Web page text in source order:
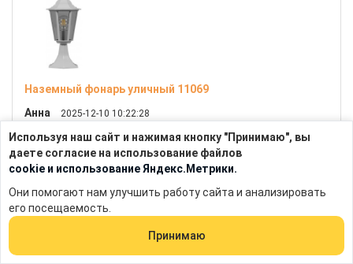
Наземный фонарь уличный 11069
Анна
2025-12-10 10:22:28
Заказывали два таких фонаря вдоль дорожки.
Смотрятся очень достойно, качество сборки
порадовало. Цена конечно кусается, но оно того стоит.
Соседи уже спрашивали где брали)
Используя наш сайт и нажимая кнопку "Принимаю", вы
даете согласие на использование файлов
cookie и использование Яндекс.Метрики.
Они помогают нам улучшить работу сайта и анализировать
его посещаемость.
Принимаю